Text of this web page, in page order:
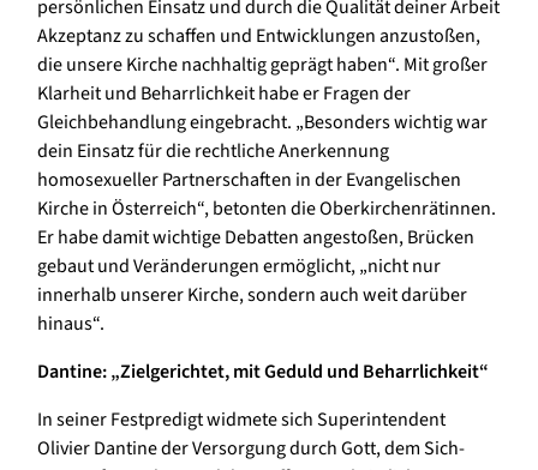
persönlichen Einsatz und durch die Qualität deiner Arbeit
Akzeptanz zu schaffen und Entwicklungen anzustoßen,
die unsere Kirche nachhaltig geprägt haben“. Mit großer
Klarheit und Beharrlichkeit habe er Fragen der
Gleichbehandlung eingebracht. „Besonders wichtig war
dein Einsatz für die rechtliche Anerkennung
homosexueller Partnerschaften in der Evangelischen
Kirche in Österreich“, betonten die Oberkirchenrätinnen.
Er habe damit wichtige Debatten angestoßen, Brücken
gebaut und Veränderungen ermöglicht, „nicht nur
innerhalb unserer Kirche, sondern auch weit darüber
hinaus“.
Dantine: „Zielgerichtet, mit Geduld und Beharrlichkeit“
In seiner Festpredigt widmete sich Superintendent
Olivier Dantine der Versorgung durch Gott, dem Sich-